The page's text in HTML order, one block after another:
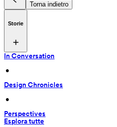
Torna indietro
Storie
In Conversation
•
Design Chronicles
•
Perspectives
Esplora tutte